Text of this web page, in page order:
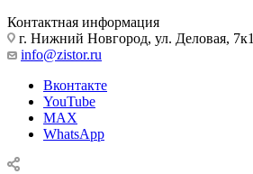
Контактная информация
г. Нижний Новгород, ул. Деловая, 7к1
info@zistor.ru
Вконтакте
YouTube
MAX
WhatsApp